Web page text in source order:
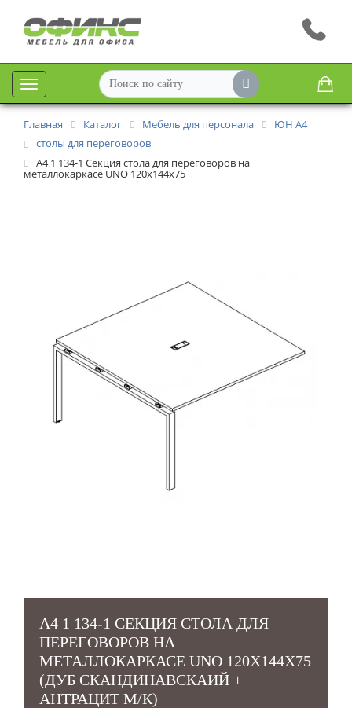
Меню
Главная Каталог Мебель для персонала
ЮН А4
столы для переговоров
А4 1 134-1 Секция стола для переговоров на
металлокаркасе UNO 120x144x75
А4 1 134-1 СЕКЦИЯ СТОЛА ДЛЯ
ПЕРЕГОВОРОВ НА
МЕТАЛЛОКАРКАСЕ UNO 120X144X75
(ДУБ СКАНДИНАВСКАИЙ +
АНТРАЦИТ М/К)